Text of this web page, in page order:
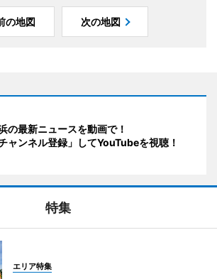
の地図 次の地図
の最新ニュースを動画で！
チャンネル登録」してYouTubeを視聴！
特集
エリア特集